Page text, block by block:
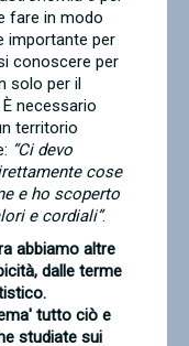
fare in modo
importante per
conoscere per
solo per il
necessario
territorio
“Ci devo
cose
e ho scoperto
e cordiali”.
abbiamo altre
dalle terme
tutto ciò e
studiate sui